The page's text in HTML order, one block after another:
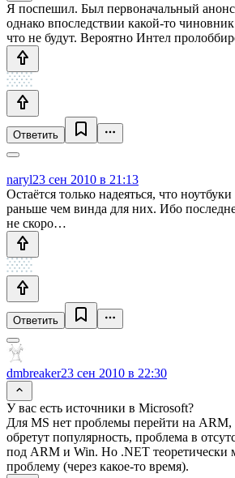
Я поспешил. Был первоначальный
однако впоследствии какой-то
что не будут. Вероятно Интел
Ответить
naryl23 сен 2010 в 21:13
Остаётся только надеяться, что
раньше чем винда для них. Ибо
не скоро…
Ответить
dmbreaker23 сен 2010 в 22:30
У вас есть источники в Microsoft?
Для MS нет проблемы перейти на ARM,
обретут популярность, проблема в
под ARM и Win. Но .NET теоретически
проблему (через какое-то время).